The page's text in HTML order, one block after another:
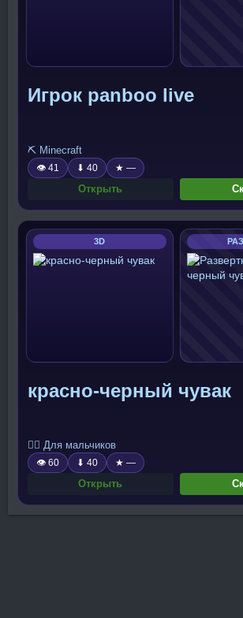
Игрок panboo live
⛏️ Minecraft
👁 41 ⬇ 40 ★ —
Открыть
3D
красно-черный чувак
🧍‍♂️ Для мальчиков
👁 60 ⬇ 40 ★ —
Открыть